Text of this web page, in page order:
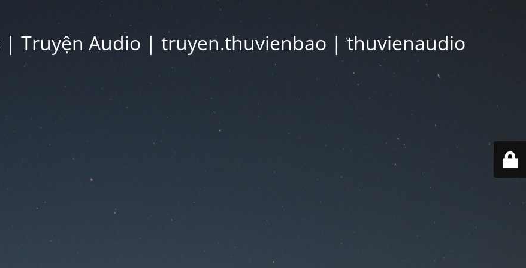
| Truyện Audio | truyen.thuvienbao | thuvienaudio